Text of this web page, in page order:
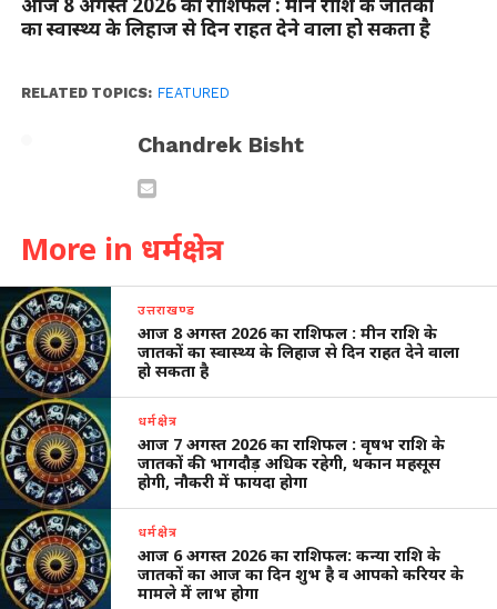
का स्वास्थ्य के लिहाज से दिन राहत देने वाला हो सकता है
RELATED TOPICS: FEATURED
Chandrek Bisht
More in धर्मक्षेत्र
उत्तराखण्ड
आज 8 अगस्त 2026 का राशिफल : मीन राशि के
जातकों का स्वास्थ्य के लिहाज से दिन राहत देने वाला
हो सकता है
धर्मक्षेत्र
आज 7 अगस्त 2026 का राशिफल : वृषभ राशि के
जातकों की भागदौड़ अधिक रहेगी, थकान महसूस
होगी, नौकरी में फायदा होगा
धर्मक्षेत्र
आज 6 अगस्त 2026 का राशिफल: कन्या राशि के
जातकों का आज का दिन शुभ है व आपको करियर के
मामले में लाभ होगा